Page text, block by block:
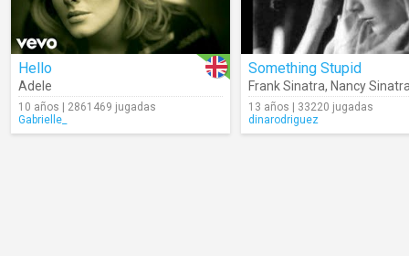
Hello
Adele
10 años | 2861469 jugadas
Gabrielle_
Something Stupid
Frank Sinatra, Nancy
13 años | 33220 jugadas
dinarodriguez